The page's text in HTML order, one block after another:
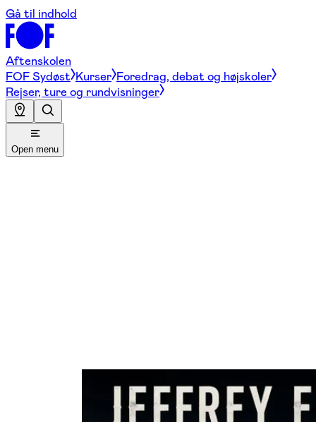
Gå til indhold
Aftenskolen
FOF Sydøst Kurser Foredrag, debat og højskoler
Rejser, ture og rundvisninger
Open menu